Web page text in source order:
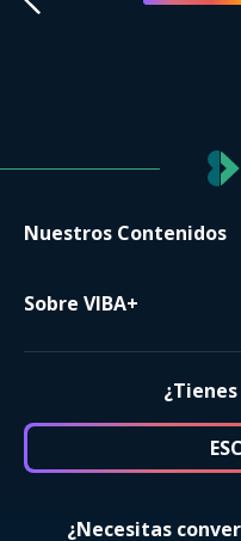
Nuestros Contenidos
Sobre VIBA+
¿Necesitas